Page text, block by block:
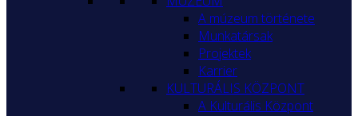
A múzeum története
Munkatársak
Projektek
Karrier
KULTURÁLIS KÖZPONT
A Kulturális Központ